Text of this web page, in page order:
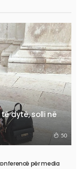
dytë, solli në
50
për media